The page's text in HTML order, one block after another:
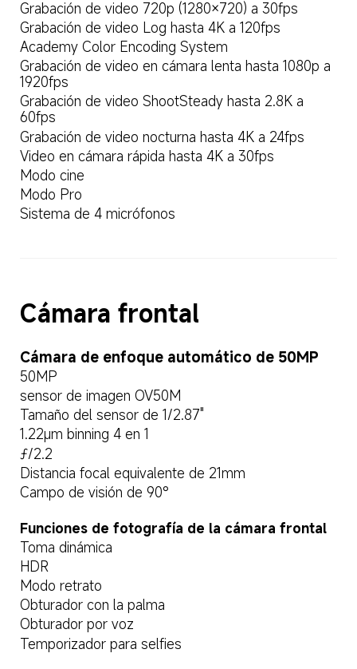
Grabación de video 720p (1280×720) a 30fps
Grabación de video Log hasta 4K a 120fps
Academy Color Encoding System
Grabación de video en cámara lenta hasta 1080p a
1920fps
Grabación de video ShootSteady hasta 2.8K a
60fps
Grabación de video nocturna hasta 4K a 24fps
Video en cámara rápida hasta 4K a 30fps
Modo cine
Modo Pro
Sistema de 4 micrófonos
Cámara frontal
Cámara de enfoque automático de 50MP
50MP
sensor de imagen OV50M
Tamaño del sensor de 1/2.87"
1.22μm binning 4 en 1
ƒ/2.2
Distancia focal equivalente de 21mm
Campo de visión de 90°
Funciones de fotografía de la cámara frontal
Toma dinámica
HDR
Modo retrato
Obturador con la palma
Obturador por voz
Temporizador para selfies